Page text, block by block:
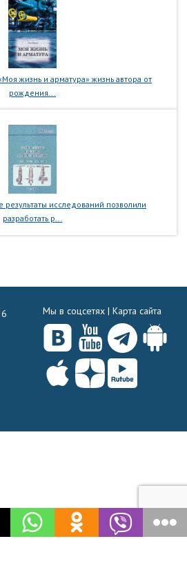
жизнь и арматура» жизнь автора от
рождения...
исследований позволили
разработать р...
Мы в соцсетях | Карта сайта